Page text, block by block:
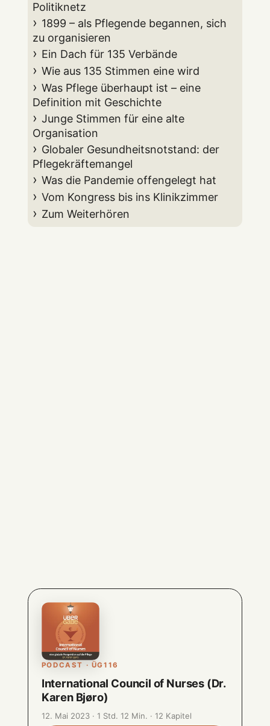
Politiknetz
1899 – als Pflegende begannen, sich
zu organisieren
Ein Dach für 135 Verbände
Wie aus 135 Stimmen eine wird
Was Pflege überhaupt ist – eine
Definition mit Geschichte
Junge Stimmen für eine alte
Organisation
Globaler Gesundheitsnotstand: der
Pflegekräftemangel
Was die Pandemie offengelegt hat
Vom Kongress bis ins Klinikzimmer
Zum Weiterhören
PODCAST · ÜG116
International Council of Nurses (Dr.
Karen Bjøro)
12. Mai 2023 · 1 Std. 12 Min. · 12 Kapitel